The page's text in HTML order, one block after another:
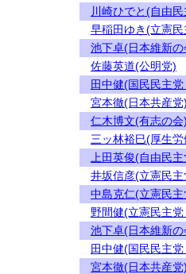
川崎ひでと(自由
早稲田ゆき(立憲
池下卓(日本維新の
佐藤英道(公明党)
田中健(国民民主
宮本徹(日本共産党)
仁木博文(有志の会)
三ッ林裕巳(厚生
上田英俊(自由民主
井坂信彦(立憲民
中島克仁(立憲民
野間健(立憲民主
池下卓(日本維新の
田中健(国民民主
宮本徹(日本共産党)